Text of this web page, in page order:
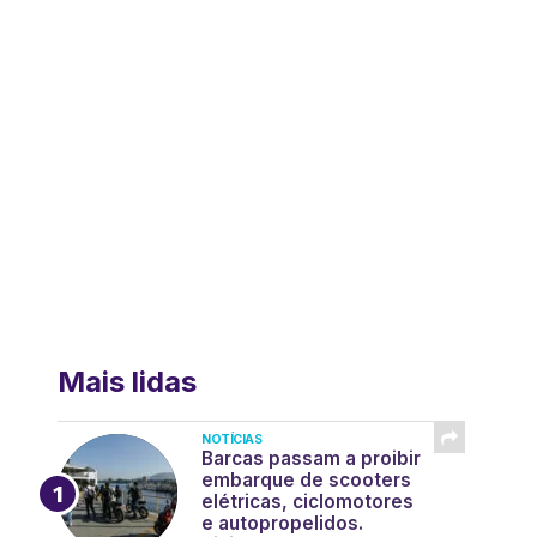
Mais lidas
NOTÍCIAS
Barcas passam a proibir
embarque de scooters
elétricas, ciclomotores
e autopropelidos.